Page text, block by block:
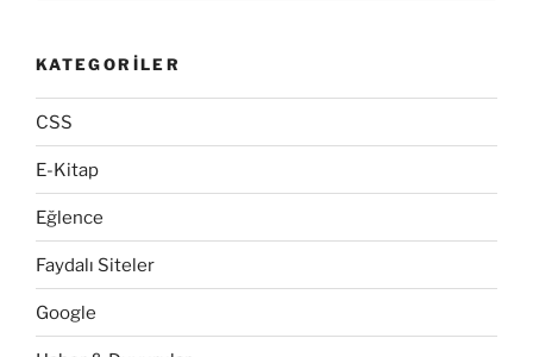
KATEGORILER
CSS
E-Kitap
Eğlence
Faydalı Siteler
Google